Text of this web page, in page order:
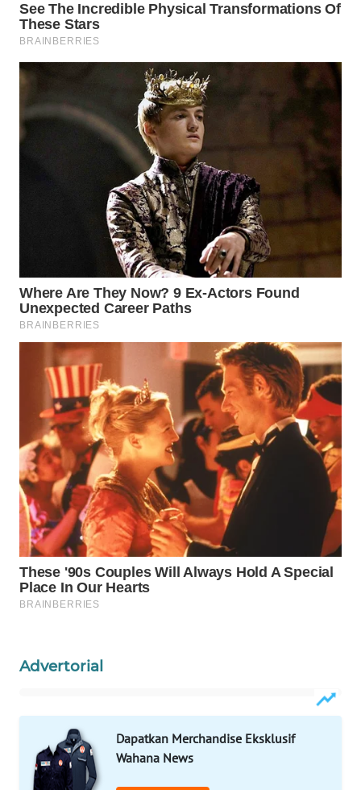
Advertorial
Dapatkan Merchandise Eksklusif
Wahana News
Wahana
Media
Group
NEWS
WAHANA
WAHANA
INFRASTRUKTUR
KONSUMEN
WAHANA
LISTRIK
WAHANA
TRAVEL
WAHANA
TV
WAHANANEWS
ID
WAHANA
SPORT